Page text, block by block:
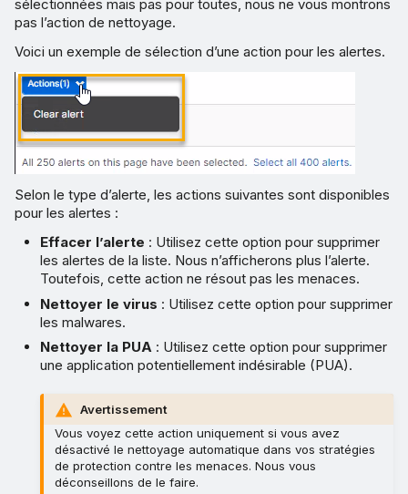
sélectionnées mais pas pour toutes, nous ne vous montrons
pas l’action de nettoyage.
Voici un exemple de sélection d’une action pour les alertes.
Selon le type d’alerte, les actions suivantes sont disponibles
pour les alertes :
Effacer l’alerte : Utilisez cette option pour supprimer
les alertes de la liste. Nous n’afficherons plus l’alerte.
Toutefois, cette action ne résout pas les menaces.
Nettoyer le virus : Utilisez cette option pour supprimer
les malwares.
Nettoyer la PUA : Utilisez cette option pour supprimer
une application potentiellement indésirable (PUA).
Avertissement
Vous voyez cette action uniquement si vous avez
désactivé le nettoyage automatique dans vos stratégies
de protection contre les menaces. Nous vous
déconseillons de le faire.